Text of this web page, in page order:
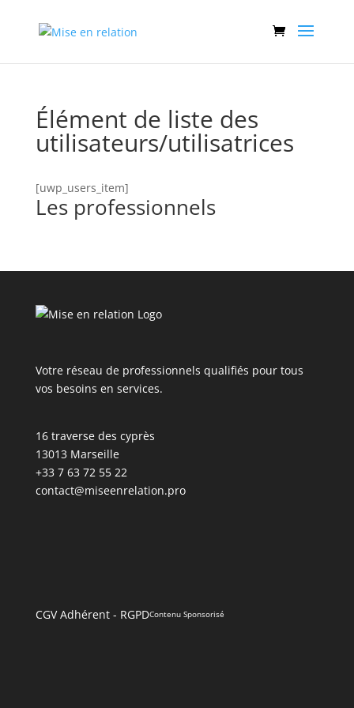
Élément de liste des
utilisateurs/utilisatrices
[uwp_users_item]
Les professionnels
Votre réseau de professionnels qualifiés pour tous
vos besoins en services.
16 traverse des cyprès
13013 Marseille
+33 7 63 72 55 22
contact@miseenrelation.pro
CGV Adhérent- RGPDContenu Sponsorisé